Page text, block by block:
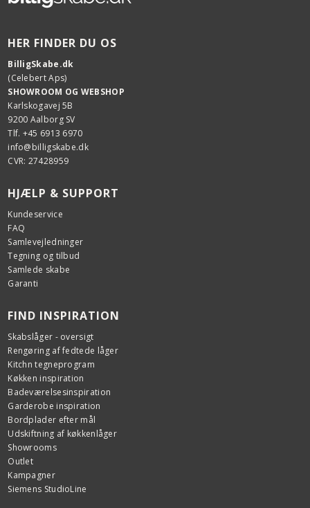
HER FINDER DU OS
BilligSkabe.dk
(Celebert Aps)
SHOWROOM OG WEBSHOP
Karlskogavej 5B
9200 Aalborg SV
Tlf. +45 6913 6970
info@billigskabe.dk
CVR: 27428959
HJÆLP & SUPPORT
Kundeservice
FAQ
Samlevejledninger
Tegning og tilbud
Samlede skabe
Garanti
FIND INSPIRATION
Skabslåger - oversigt
Rengøring af fedtede låger
Kitchn tegneprogram
Køkken inspiration
Badeværelsesinspiration
Garderobe inspiration
Bordplader efter mål
Udskiftning af køkkenlåger
Showrooms
Outlet
Kampagner
Siemens StudioLine